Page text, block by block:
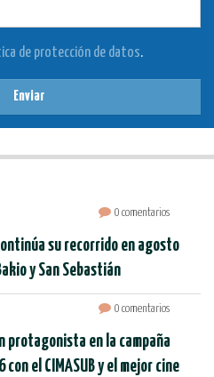
de protección de datos.
Enviar
0 comentarios
su recorrido en agosto
y San Sebastián
0 comentarios
protagonista en la campaña
con el CIMASUB y el mejor cine